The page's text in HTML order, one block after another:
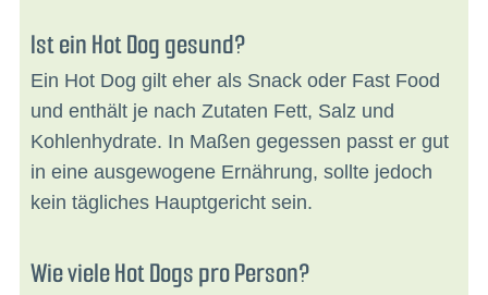
Ist ein Hot Dog gesund?
Ein Hot Dog gilt eher als Snack oder Fast Food
und enthält je nach Zutaten Fett, Salz und
Kohlenhydrate. In Maßen gegessen passt er gut
in eine ausgewogene Ernährung, sollte jedoch
kein tägliches Hauptgericht sein.
Wie viele Hot Dogs pro Person?